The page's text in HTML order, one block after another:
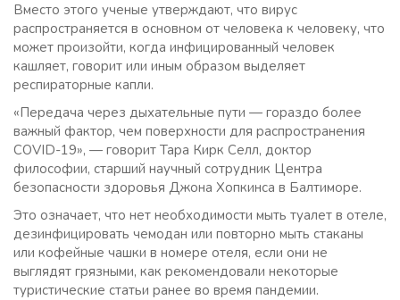
Вместо этого ученые утверждают, что вирус
распространяется в основном от человека к человеку, что
может произойти, когда инфицированный человек
кашляет, говорит или иным образом выделяет
респираторные капли.
«Передача через дыхательные пути — гораздо более
важный фактор, чем поверхности для распространения
COVID-19», — говорит Тара Кирк Селл, доктор
философии, старший научный сотрудник Центра
безопасности здоровья Джона Хопкинса в Балтиморе.
Это означает, что нет необходимости мыть туалет в отеле,
дезинфицировать чемодан или повторно мыть стаканы
или кофейные чашки в номере отеля, если они не
выглядят грязными, как рекомендовали некоторые
туристические статьи ранее во время пандемии.